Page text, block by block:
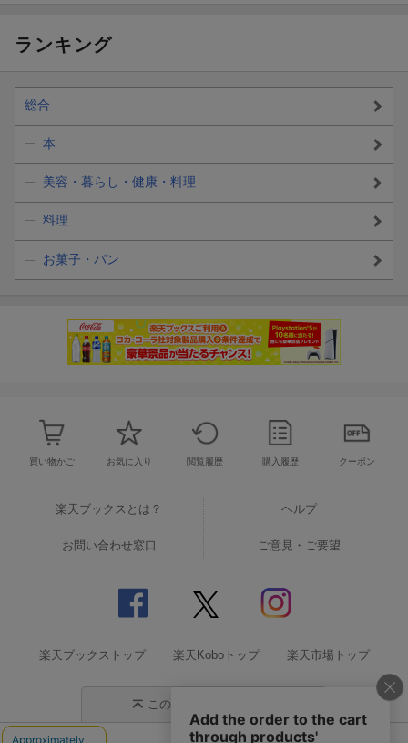
ランキング
総合
本
美容・暮らし・健康・料理
料理
お菓子・パン
買い物かご お気に入り 閲覧履歴 購入履歴 クーポン
楽天ブックスとは？ ヘルプ
お問い合わせ窓口 ご意見・ご要望
楽天ブックストップ 楽天Koboトップ 楽天市場トップ
このページの先頭に戻る